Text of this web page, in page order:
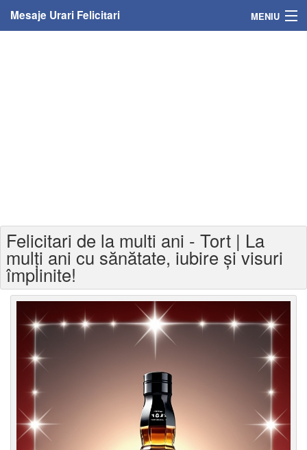
Mesaje Urari Felicitari MENIU
Felicitari varsta
Felicitari zilele anului
Felicitari zile saptamana
Felicitari muzicale personalizate
Felicitari animate
Invitatii personalizate
Felicitari de la multi ani - Tort | La
mulți ani cu sănătate, iubire și visuri
împlinite!